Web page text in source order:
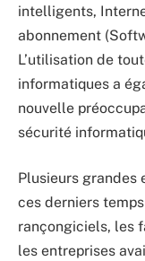
intelligents,
abonnement
L’utilisation de
informatiques a
nouvelle
sécurité
Plusieurs grandes
ces derniers
rançongiciels, les
les entreprises